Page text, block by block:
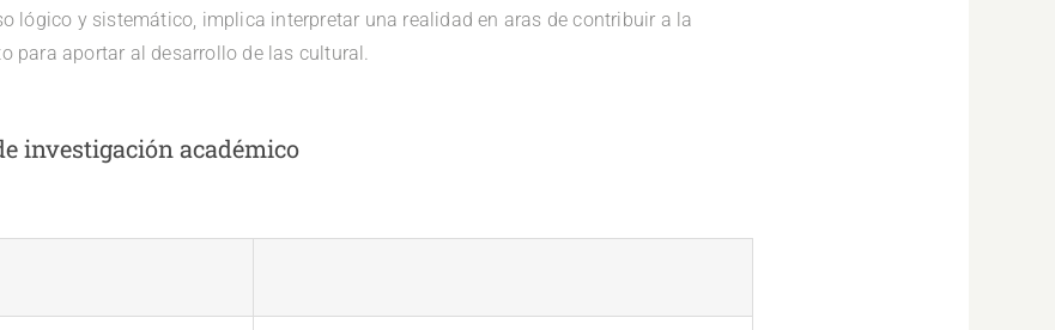
lógico y sistemático, implica interpretar una realidad en aras de contribuir a la
para aportar al desarrollo de las cultural.
investigación académico